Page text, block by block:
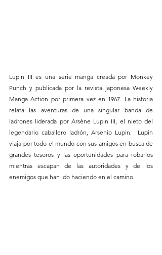
Lupin III es una serie manga creada por Monkey
Punch y publicada por la revista japonesa Weekly
Manga Action por primera vez en 1967. La historia
relata las aventuras de una singular banda de
ladrones liderada por Arsène Lupin III, el nieto del
legendario caballero ladrón, Arsenio Lupin.  Lupin
viaja por todo el mundo con sus amigos en busca de
grandes tesoros y las oportunidades para robarlos
mientras escapan de las autoridades y de los
enemigos que han ido haciendo en el camino.